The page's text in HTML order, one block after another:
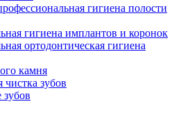
гигиена полости
гигиена имплантов и коронок
ортодонтическая гигиена
камня
чистка зубов